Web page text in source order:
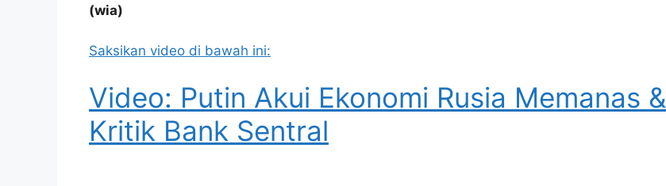
(wia)
Saksikan video di bawah ini:
Video: Putin Akui Ekonomi Rusia Memanas &
Kritik Bank Sentral